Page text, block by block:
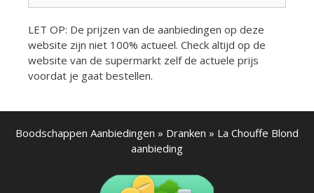
LET OP: De prijzen van de aanbiedingen op deze
website zijn niet 100% actueel. Check altijd op de
website van de supermarkt zelf de actuele prijs
voordat je gaat bestellen.
Boodschappen Aanbiedingen » Dranken » La Chouffe Blond
aanbieding